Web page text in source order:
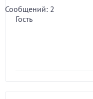
Сообщений: 2
Гость